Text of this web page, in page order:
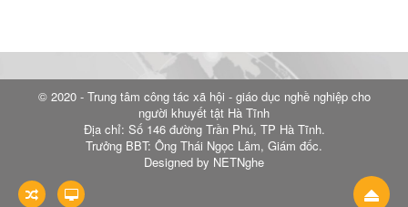
© 2020 - Trung tâm công tác xã hội - giáo dục nghề nghiệp cho
người khuyết tật Hà Tĩnh
Địa chỉ: Số 146 đường Trần Phú, TP Hà Tĩnh.
Trưởng BBT: Ông Thái Ngọc Lâm, Giám đốc.
Designed by NETNghe